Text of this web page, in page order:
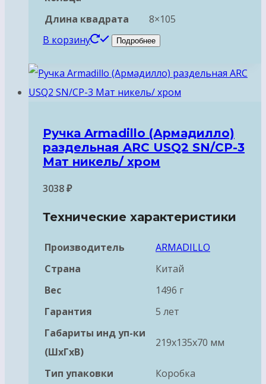
Длина квадрата
8×105
В корзину
Подробнее
Ручка Armadillo (Армадилло)
раздельная ARC USQ2 SN/CP-3
Мат никель/ хром
3038₽
Технические характеристики
Производитель
ARMADILLO
Страна
Китай
Вес
1496 г
Гарантия
5 лет
Габариты инд уп-ки
(ШхГхВ)
219x135x70 мм
Тип упаковки
Коробка